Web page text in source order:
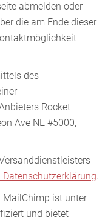
abmelden oder
die am Ende dieser
des
Rocket
Ave NE #5000,
.
MailChimp ist unter
und bietet